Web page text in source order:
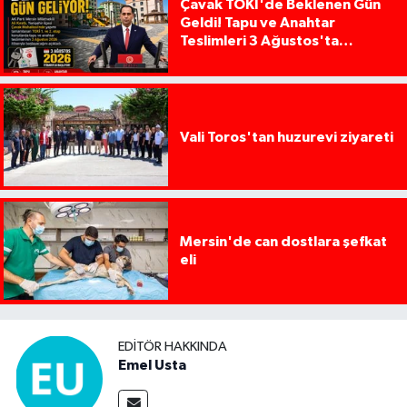
Çavak TOKİ'de Beklenen Gün
Geldi! Tapu ve Anahtar
Teslimleri 3 Ağustos'ta
Vali Toros'tan huzurevi ziyareti
Mersin'de can dostlara şefkat
eli
EDITÖR HAKKINDA
Emel Usta